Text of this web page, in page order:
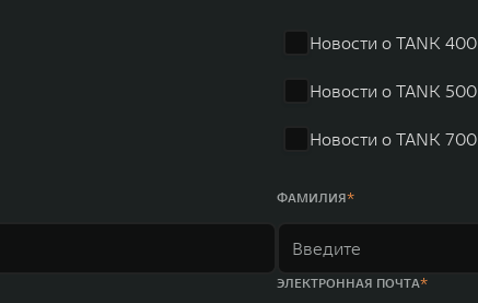
Новости о TANK 400
Новости о TANK 500
Новости о TANK 700
ФАМИЛИЯ
ЭЛЕКТРОННАЯ ПОЧТА